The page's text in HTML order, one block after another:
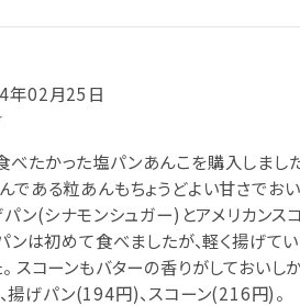
年02月25日
べたかった塩パンあんこを購入しまし
である粒あんもちょうどよい甘さでお
パン(シナモンシュガー)とアメリカンス
ンは初めて食べましたが、軽く揚げて
スコーンもバターの香りがしておいし
揚げパン(194円)、スコーン(216円)。